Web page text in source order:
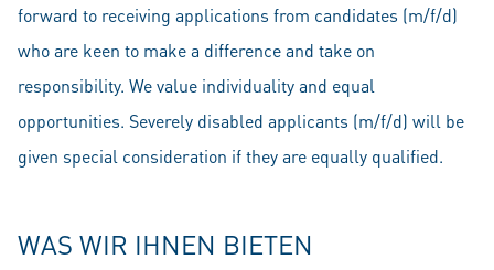
forward to receiving applications from candidates (m/f/d)
who are keen to make a difference and take on
responsibility. We value individuality and equal
opportunities. Severely disabled applicants (m/f/d) will be
given special consideration if they are equally qualified.
WAS WIR IHNEN BIETEN